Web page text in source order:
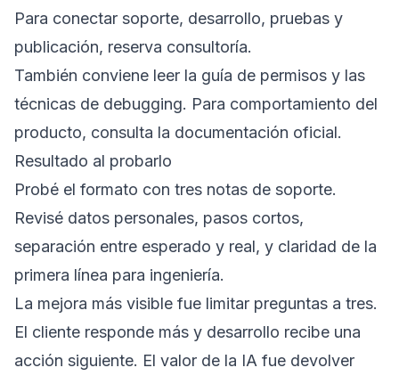
Para conectar soporte, desarrollo, pruebas y
publicación, reserva consultoría.
También conviene leer la guía de permisos y las
técnicas de debugging. Para comportamiento del
producto, consulta la documentación oficial.
Resultado al probarlo
Probé el formato con tres notas de soporte.
Revisé datos personales, pasos cortos,
separación entre esperado y real, y claridad de la
primera línea para ingeniería.
La mejora más visible fue limitar preguntas a tres.
El cliente responde más y desarrollo recibe una
acción siguiente. El valor de la IA fue devolver